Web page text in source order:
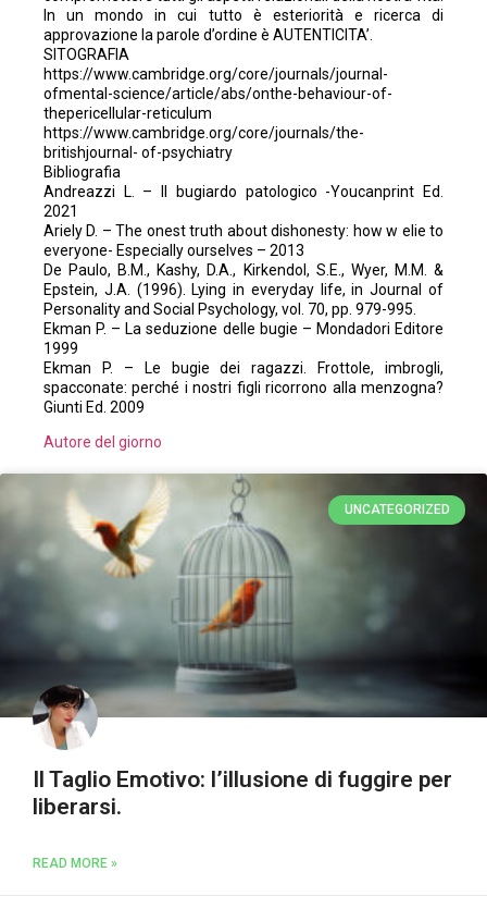
In un mondo in cui tutto è esteriorità e ricerca di
approvazione la parole d’ordine è AUTENTICITA’.
SITOGRAFIA
https://www.cambridge.org/core/journals/journal-
ofmental-science/article/abs/onthe-behaviour-of-
thepericellular-reticulum
https://www.cambridge.org/core/journals/the-
britishjournal- of-psychiatry
Bibliografia
Andreazzi L. – Il bugiardo patologico -Youcanprint Ed.
2021
Ariely D. – The onest truth about dishonesty: how w elie to
everyone- Especially ourselves – 2013
De Paulo, B.M., Kashy, D.A., Kirkendol, S.E., Wyer, M.M. &
Epstein, J.A. (1996). Lying in everyday life, in Journal of
Personality and Social Psychology, vol. 70, pp. 979-995.
Ekman P. – La seduzione delle bugie – Mondadori Editore
1999
Ekman P. – Le bugie dei ragazzi. Frottole, imbrogli,
spacconate: perché i nostri figli ricorrono alla menzogna?
Giunti Ed. 2009
Autore del giorno
UNCATEGORIZED
Il Taglio Emotivo: l’illusione di fuggire per
liberarsi.
READ MORE »